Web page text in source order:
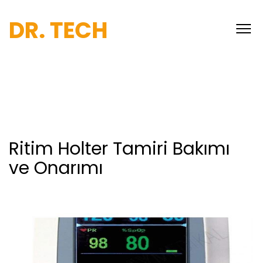
DR. TECH
Ritim Holter Tamiri Bakımı
ve Onarımı